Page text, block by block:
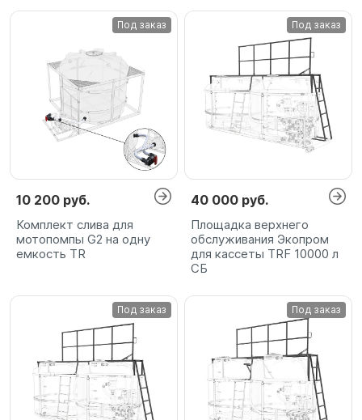
Под заказ
10 200 руб.
Комплект слива для
мотопомпы G2 на одну
емкость TR
Под заказ
40 000 руб.
Площадка верхнего
обслуживания Экопром
для кассеты TRF 10000 л
СБ
Под заказ Под заказ